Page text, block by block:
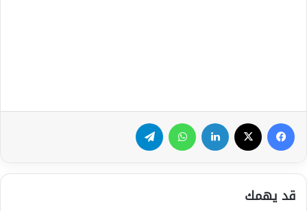
فيسبوك لينكدإن واتساب
قد يهمك